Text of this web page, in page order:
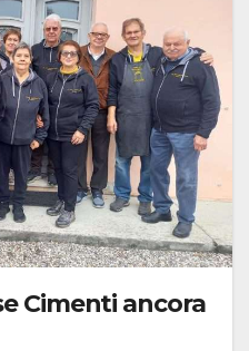
Cimenti ancora